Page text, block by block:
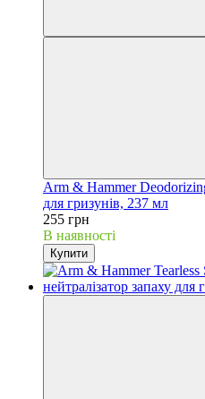
Arm & Hammer
для гризунів, 237 мл
255 грн
В наявності
Купити